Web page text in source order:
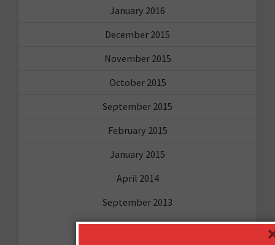
January 2016
December 2015
November 2015
October 2015
September 2015
February 2015
January 2015
April 2014
September 2013
August 2013